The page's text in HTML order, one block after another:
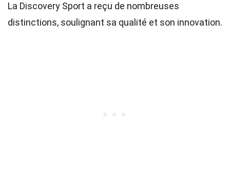
La Discovery Sport a reçu de nombreuses
distinctions, soulignant sa qualité et son innovation.